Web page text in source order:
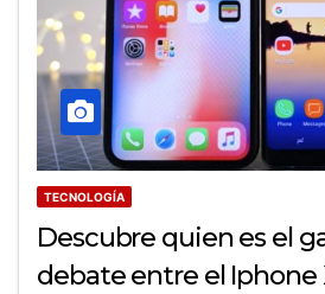
TECNOLOGÍA
Descubre quien es el
debate entre el Iphone